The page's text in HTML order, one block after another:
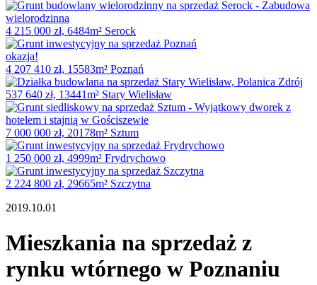
4 215 000 zł, 6484m² Serock
okazja!
4 207 410 zł, 15583m² Poznań
537 640 zł, 13441m² Stary Wielisław
7 000 000 zł, 20178m² Sztum
1 250 000 zł, 4999m² Frydrychowo
2 224 800 zł, 29665m² Szczytna
2019.10.01
Mieszkania na sprzedaż z
rynku wtórnego w Poznaniu